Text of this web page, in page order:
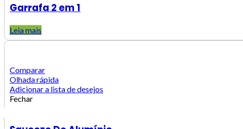
Garrafa 2 em 1
Leia mais
Comparar
Olhada rápida
Adicionar a lista de desejos
Fechar